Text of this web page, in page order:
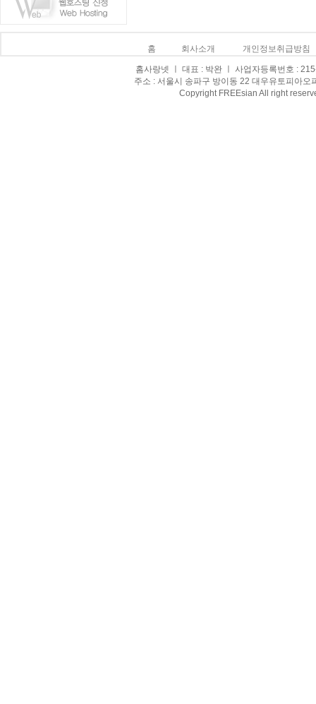
홈 회사소개 개인정보취급방침
홈사랑넷 ㅣ 대표 : 박완 ㅣ 사업자등록번호 :
주소 : 서울시 송파구 방이동 22 대우유토피아
Copyright FREEsian All right